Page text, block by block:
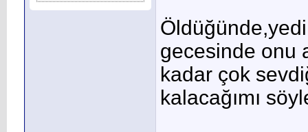
gecesinde onu
kadar çok
kalacağımı